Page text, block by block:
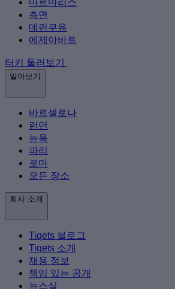
측면
데린쿠유
에제아바트
터키 둘러보기
알아보기
바르셀로나
런던
뉴욕
파리
로마
모든 장소
회사 소개
Tiqets 블로그
Tiqets 소개
채용 정보
책임 있는 공개
뉴스실